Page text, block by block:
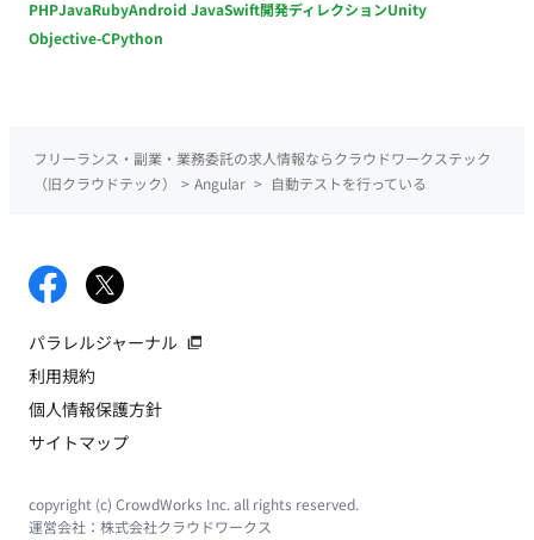
PHPJavaRubyAndroid JavaSwift開発ディレクションUnity
Objective-CPython
フリーランス・副業・業務委託の求人情報ならクラウドワークステック
（旧クラウドテック）
> Angular > 自動テストを行っている
パラレルジャーナル
利用規約
個人情報保護方針
サイトマップ
copyright (c) CrowdWorks Inc. all rights reserved.
運営会社： 株式会社クラウドワークス